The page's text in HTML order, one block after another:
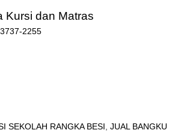
Kursi dan Matras
2255
SEKOLAH RANGKA BESI JUAL BANGKU